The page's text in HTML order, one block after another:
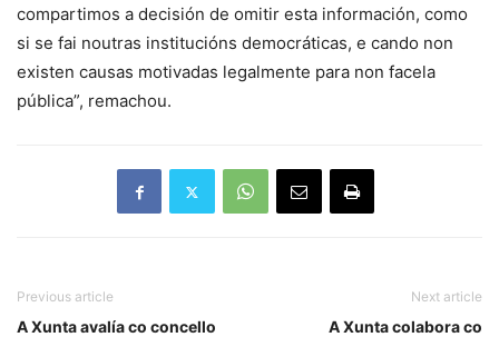
compartimos a decisión de omitir esta información, como
si se fai noutras institucións democráticas, e cando non
existen causas motivadas legalmente para non facela
pública”, remachou.
Previous article
A Xunta avalía co concello
Next article
A Xunta colabora co